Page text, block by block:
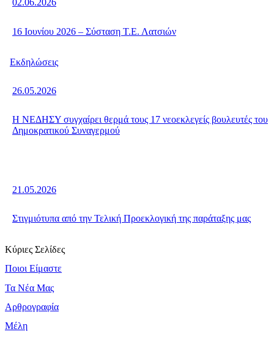
02.06.2026
16 Ιουνίου 2026 – Σύσταση Τ.Ε. Λατσιών
26.05.2026
Η ΝΕΔΗΣΥ συγχαίρει θερμά τους 17 νεοεκλεγείς βουλευτές του
Δημοκρατικού Συναγερμού
Εκδηλώσεις
21.05.2026
Στιγμιότυπα από την Τελική Προεκλογική της παράταξης μας
Κύριες Σελίδες
Ποιοι Είμαστε
Τα Νέα Μας
Αρθρογραφία
Μέλη